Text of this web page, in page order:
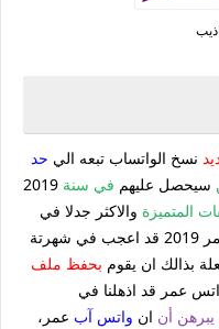
نسخ الواتساب تبعه الي حد
سيحصل عليهم في سنة
المتميزة والاكثر جدلا في
واتس عمر 2019 قد اعجب في شهرتة
بذالك ان يقوم بحفظ ملف
عمر قد اذهلنا في
يبرهن أن ان واتس آب عمر،